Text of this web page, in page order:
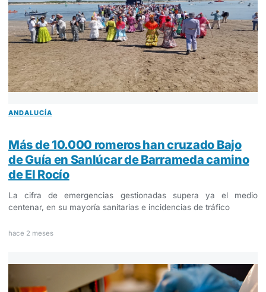
ANDALUCÍA
Más de 10.000 romeros han cruzado Bajo
de Guía en Sanlúcar de Barrameda camino
de El Rocío
La cifra de emergencias gestionadas supera ya el medio
centenar, en su mayoría sanitarias e incidencias de tráfico
hace 2 meses